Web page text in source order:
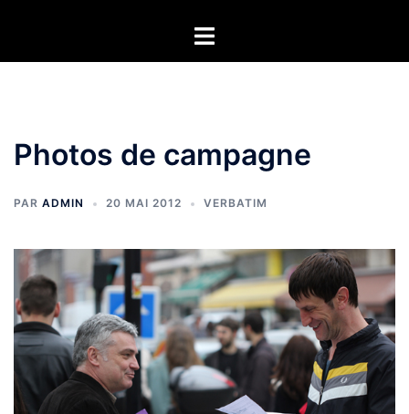
contenu
Ouvrir/fermer
Photos de campagne
PAR ADMIN 20 MAI 2012 VERBATIM